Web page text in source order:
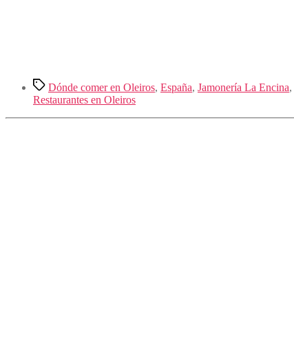
Etiquetas
Dónde comer en Oleiros, España, Jamonería La Encina,
Restaurantes en Oleiros